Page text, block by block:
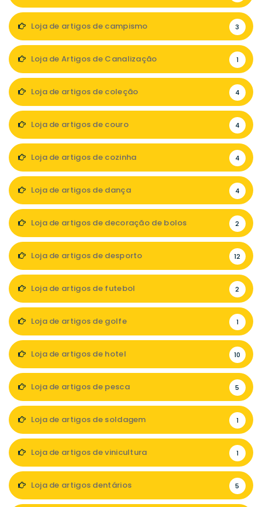
Loja de artigos de campismo 3
Loja de Artigos de Canalização 1
Loja de artigos de coleção 4
Loja de artigos de couro 4
Loja de artigos de cozinha 4
Loja de artigos de dança 4
Loja de artigos de decoração de bolos 2
Loja de artigos de desporto 12
Loja de artigos de futebol 2
Loja de artigos de golfe 1
Loja de artigos de hotel 10
Loja de artigos de pesca 5
Loja de artigos de soldagem 1
Loja de artigos de vinicultura 1
Loja de artigos dentários 5